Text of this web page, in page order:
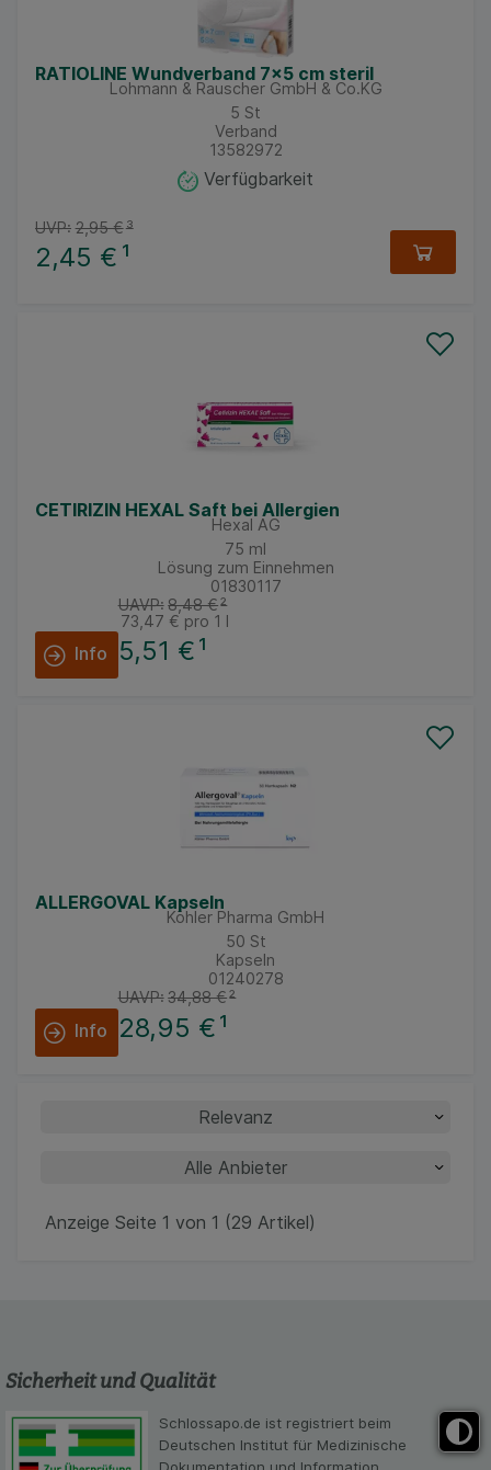
RATIOLINE Wundverband 7x5 cm steril
Lohmann & Rauscher GmbH & Co.KG
5 St
Verband
13582972
Verfügbarkeit
2,45 € ¹
UVP: 2,95 €³
CETIRIZIN HEXAL Saft bei Allergien
Hexal AG
75 ml
Lösung zum Einnehmen
01830117
Info 5,51 €¹
UAVP: 8,48 €²
73,47 € pro 1 l
ALLERGOVAL Kapseln
Köhler Pharma GmbH
50 St
Kapseln
01240278
Info 28,95 €¹
UAVP: 34,88 €²
Anzeige Seite 1 von 1 (29 Artikel)
Sicherheit und Qualität
Schlossapo.de ist registriert beim
Deutschen Institut für Medizinische
Dokumentation und Information.